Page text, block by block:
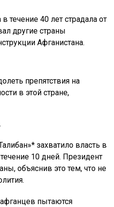
течение 40 лет страдала от
другие страны
Афганистана.
препятствия на
в этой стране,
захватило власть в
10 дней. Президент
объяснив это тем, что не
пытаются